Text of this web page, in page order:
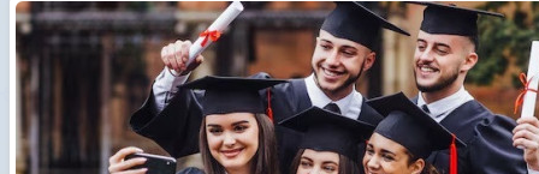
العربية
Português
Deutsch
Italiano
Türkçe
Русский
हिन्दी
বাংলা